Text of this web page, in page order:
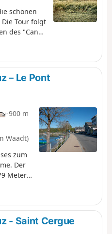
schönen
Die Tour folgt
des "Canal
Il letzten Teil
– Le Pont
-900 m
Waadt)
zum
Der
Metern
vom
Mont
Gipfel
- Saint Cergue